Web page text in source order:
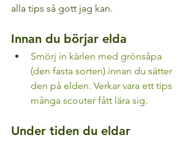
alla tips så gott jag kan.
Innan du börjar elda
Smörj in kärlen med grönsåpa
(den fasta sorten) innan du sätter
den på elden. Verkar vara ett tips
många scouter fått lära sig.
Under tiden du eldar